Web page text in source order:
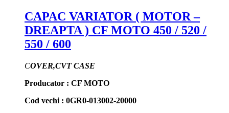
CAPAC VARIATOR ( MOTOR –
DREAPTA ) CF MOTO 450 / 520 /
550 / 600
COVER,CVT CASE
Producator : CF MOTO
Cod vechi : 0GR0-013002-20000